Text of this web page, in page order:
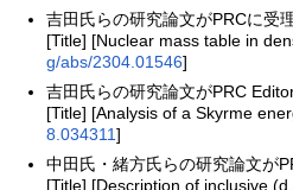
吉田氏らの研究論文がPRCに受
[Title] [Nuclear mass table in
g/abs/2304.01546]
吉田氏らの研究論文がPRC
[Title] [Analysis of a Skyrme
8.034311]
中田氏・緒方氏らの研究論文が
[Title] [Description of inclusive